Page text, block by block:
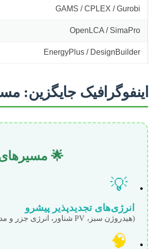
GAMS / CPLEX / Gurobi
OpenLCA / SimaPro
EnergyPlus / DesignBuilder
اینفوگرافیک
🌟
💡
انرژی‌های تجدیدپذیر پیشرو
(هیدروژن سبز، PV شناور، انرژی جزر و مدی و همجوشی)
🧠